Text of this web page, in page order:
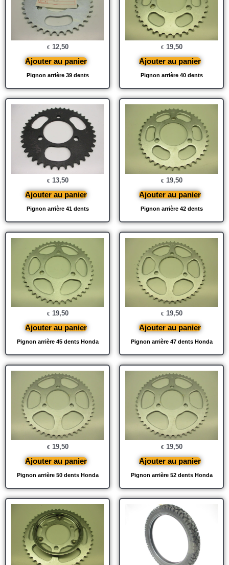
Pignon arrière 39 dents
€ 12,50
Ajouter au panier
Pignon arrière 40 dents
€ 19,50
Ajouter au panier
Pignon arrière 41 dents
€ 13,50
Ajouter au panier
Pignon arrière 42 dents
€ 19,50
Ajouter au panier
Pignon arrière 45 dents Honda
€ 19,50
Ajouter au panier
Pignon arrière 47 dents Honda
€ 19,50
Ajouter au panier
Pignon arrière 50 dents Honda
€ 19,50
Ajouter au panier
Pignon arrière 52 dents Honda
€ 19,50
Ajouter au panier